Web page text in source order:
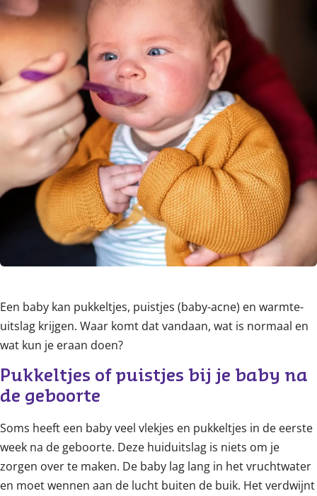
Een baby kan pukkeltjes, puistjes (baby-acne) en warmte-
uitslag krijgen. Waar komt dat vandaan, wat is normaal en
wat kun je eraan doen?
Pukkeltjes of puistjes bij je baby na
de geboorte
Soms heeft een baby veel vlekjes en pukkeltjes in de eerste
week na de geboorte. Deze huiduitslag is niets om je
zorgen over te maken. De baby lag lang in het vruchtwater
en moet wennen aan de lucht buiten de buik. Het verdwijnt